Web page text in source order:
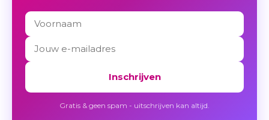
Inschrijven
Gratis & geen spam - uitschrijven kan altijd.